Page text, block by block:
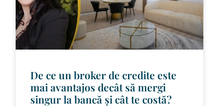
De ce un broker de credite este
mai avantajos decât să mergi
singur la bancă și cât te costă?